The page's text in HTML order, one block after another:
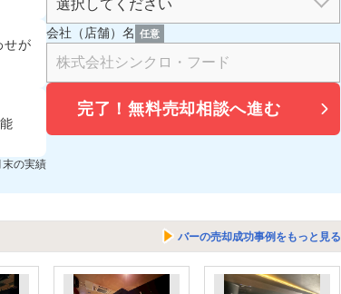
せが
の実績
会社（店舗）名 任意
完了！無料売却相談へ進む
バーの売却成功事例をもっと見る